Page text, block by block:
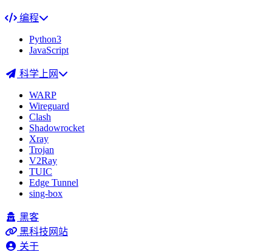
编程
Python3
JavaScript
科学上网
WARP
Wireguard
Clash
Shadowrocket
Xray
Trojan
V2Ray
TUIC
Edge Tunnel
sing-box
黑客
黑科技网站
关于